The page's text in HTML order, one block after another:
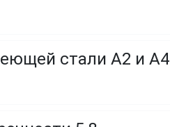
стали A2 и A4